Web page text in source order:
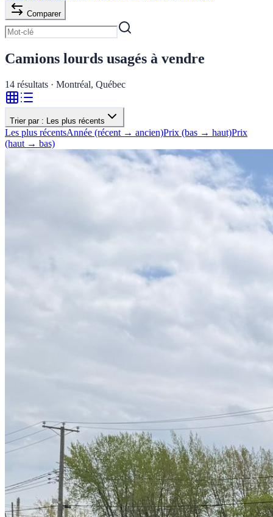
Comparer
Camions lourds usagés à vendre
14 résultats · Montréal, Québec
Trier par : Les plus récents
Les plus récentsAnnée (récent → ancien)Prix (bas → haut)Prix
(haut → bas)